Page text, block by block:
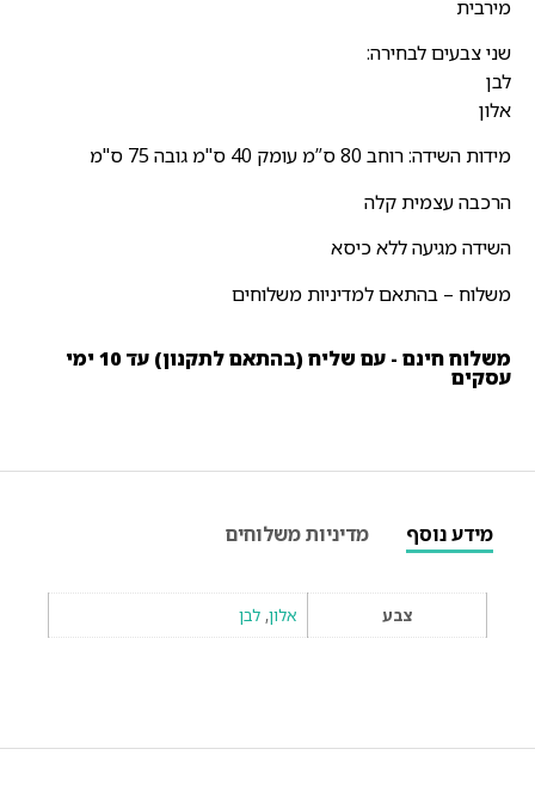
מירבית
שני צבעים לבחירה:
לבן
אלון
מידות השידה: רוחב 80 ס”מ עומק 40 ס"מ גובה 75 ס"מ
הרכבה עצמית קלה
השידה מגיעה ללא כיסא
משלוח – בהתאם למדיניות משלוחים
משלוח חינם - עם שליח (בהתאם לתקנון) עד 10 ימי
עסקים
מידע נוסף מדיניות משלוחים
צבע אלון, לבן